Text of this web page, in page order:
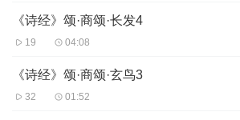
《诗经》颂·商颂·长发4
19 04:08
《诗经》颂·商颂·玄鸟3
32 01:52